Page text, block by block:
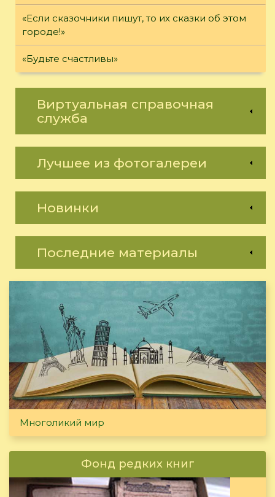
«Если сказочники пишут, то их сказки об этом
городе!»
«Будьте счастливы»
Виртуальная справочная
служба
Лучшее из фотогалереи
Новинки
Последние материалы
Многоликий мир
Фонд редких книг